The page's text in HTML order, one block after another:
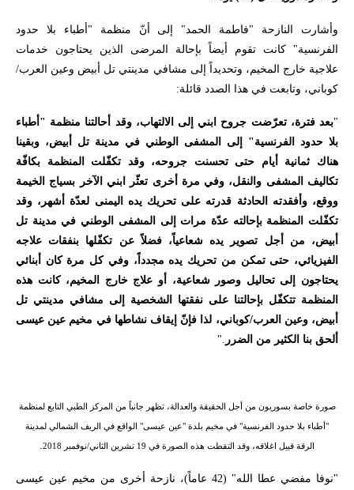
وأشارت النازحة "فاطمة الحمد" إلى أنّ منظمة "أطباء بلا حدود
الفرنسية" كانت تقوم أيضاً بإحالة المرضى الذين يحتاجون خدمات
علاجية خارج المخيم، وتحديداً إلى مشافي مدينتي تل أبيض وعين العرب/
كوباني، وتابعت في هذا الصدد قائلة:
"بعد فترة، تعرّضت جروح ابني إلى الالتهاب، وقد أحالتنا منظمة "أطباء
بلا حدود الفرنسية" إلى المشفى الوطني في مدينة تل أبيض، وبقينا
هناك ثمانية أيام حتى تحسنت جروحه، وقد تكفّلت المنظمة بكافّة
تكاليف المشفى والنقل، وفي مرة أخرى تعثّر ابني الآخر بسياج الخيمة
ووقع، وأفقدته الحادثة قدرته على تحريك يده اليمنى لعدّة أشهر، وقد
تكفّلت المنظمة بإحالته عدّة مرات إلى المشفى الوطني في مدينة تل
أبيض، من أجل تصوير يده شعاعياً، فضلاً عن تكفّلها بنفقات علاجه
الفيزيائي، حتى تمكن من تحريك يده مجدداً، وفي كل مرة كان أبنائي
يحتاجون إلى تحاليل وصور شعاعية، أو علاج خارج المخيم، كانت هذه
المنظمة تتكفّل بإحالتنا على نفقتها الشخصية إلى مشافي مدينتي تل
أبيض، وعين العرب/كوباني، لذا فإنّ إيقاف نشاطها في مخيم عين عيسى
ألحق بنا الكثير من الضرر ."
صورة خاصة بسوريون من أجل الحقيقة والعدالة، تظهر جانباً من المركز الطبي التابع لمنظمة
"أطباء بلا حدود الفرنسية" في مخيم بلدة "عين عيسى" الواقع في الريف الشمالي لمدينة
الرقة قبيل اغلاقه، وقد التقطت هذه الصورة في 19 تشرين الثاني/نوفمبر 2018 .
"نوفا مفضي عطا الله" (42 عاماً)، نازحة أخرى من مخيم عين عيسى